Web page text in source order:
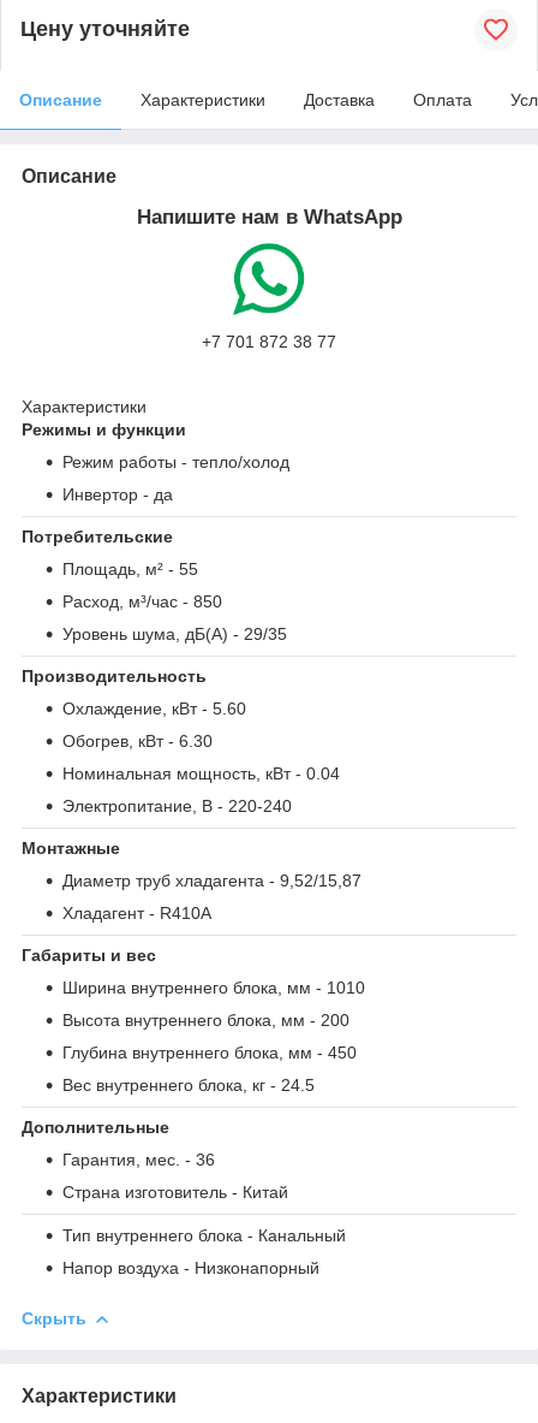
Цену уточняйте
Описание Характеристики Доставка Оплата
Описание
Напишите нам в WhatsApp
+7 701 872 38 77
Характеристики
Режимы и функции
Режим работы - тепло/холод
Инвертор - да
Потребительские
Площадь, м² - 55
Расход, м³/час - 850
Уровень шума, дБ(А) - 29/35
Производительность
Охлаждение, кВт- 5.60
Обогрев, кВт- 6.30
Номинальная мощность, кВт- 0.04
Электропитание, В - 220-240
Монтажные
Диаметр труб хладагента - 9,52/15,87
Хладагент- R410A
Габариты и вес
Ширина внутреннего блока, мм - 1010
Высота внутреннего блока, мм - 200
Глубина внутреннего блока, мм - 450
Вес внутреннего блока, кг - 24.5
Дополнительные
Гарантия, мес. - 36
Страна изготовитель - Китай
Тип внутреннего блока - Канальный
Напор воздуха - Низконапорный
Скрыть
Характеристики